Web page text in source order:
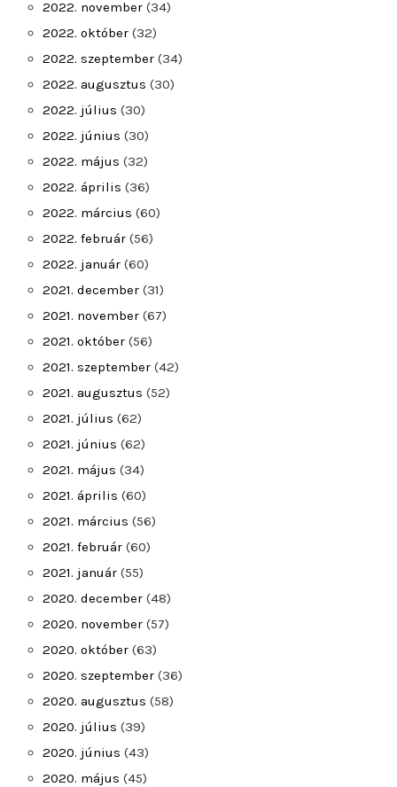
2022. november (34)
2022. október (32)
2022. szeptember (34)
2022. augusztus (30)
2022. július (30)
2022. június (30)
2022. május (32)
2022. április (36)
2022. március (60)
2022. február (56)
2022. január (60)
2021. december (31)
2021. november (67)
2021. október (56)
2021. szeptember (42)
2021. augusztus (52)
2021. július (62)
2021. június (62)
2021. május (34)
2021. április (60)
2021. március (56)
2021. február (60)
2021. január (55)
2020. december (48)
2020. november (57)
2020. október (63)
2020. szeptember (36)
2020. augusztus (58)
2020. július (39)
2020. június (43)
2020. május (45)